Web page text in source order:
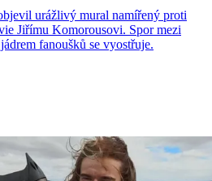
urážlivý mural namířený proti
Jiřímu Komorousovi. Spor mezi
fanoušků se vyostřuje.